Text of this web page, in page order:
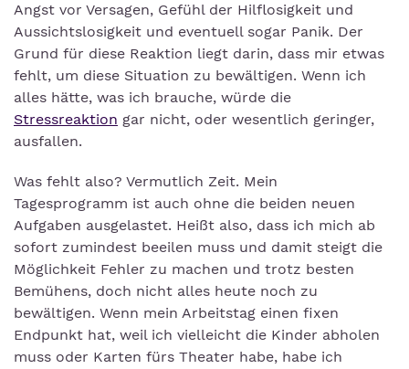
Angst vor Versagen, Gefühl der Hilflosigkeit und
Aussichtslosigkeit und eventuell sogar Panik. Der
Grund für diese Reaktion liegt darin, dass mir etwas
fehlt, um diese Situation zu bewältigen. Wenn ich
alles hätte, was ich brauche, würde die
Stressreaktion gar nicht, oder wesentlich geringer,
ausfallen.
Was fehlt also? Vermutlich Zeit. Mein
Tagesprogramm ist auch ohne die beiden neuen
Aufgaben ausgelastet. Heißt also, dass ich mich ab
sofort zumindest beeilen muss und damit steigt die
Möglichkeit Fehler zu machen und trotz besten
Bemühens, doch nicht alles heute noch zu
bewältigen. Wenn mein Arbeitstag einen fixen
Endpunkt hat, weil ich vielleicht die Kinder abholen
muss oder Karten fürs Theater habe, habe ich